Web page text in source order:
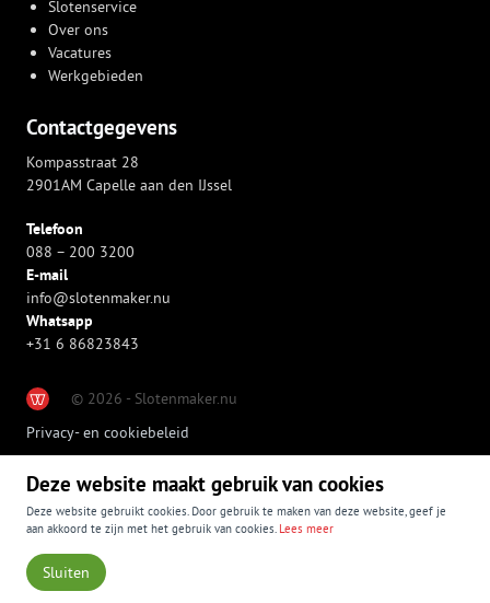
Slotenservice
Over ons
Vacatures
Werkgebieden
Contactgegevens
Kompasstraat 28
2901AM Capelle aan den IJssel
Telefoon
088 – 200 3200
E-mail
info@slotenmaker.nu
Whatsapp
+31 6 86823843
© 2026 - Slotenmaker.nu
Privacy- en cookiebeleid
Deze website maakt gebruik van cookies
Deze website gebruikt cookies. Door gebruik te maken van deze website, geef je
aan akkoord te zijn met het gebruik van cookies. Lees meer
Sluiten